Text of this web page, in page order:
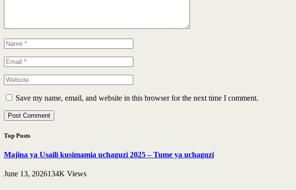
Save my name, email, and website in this browser for the next time I comment.
Top Posts
Majina ya Usaili kusimamia uchaguzi 2025 – Tume ya uchaguzi
June 13, 2026134K Views